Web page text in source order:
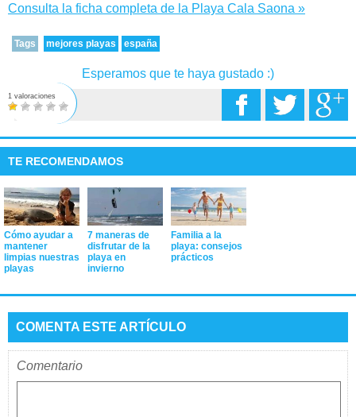
Consulta la ficha completa de la Playa Cala Saona »
Tags mejores playas españa
Esperamos que te haya gustado :)
1 valoraciones
TE RECOMENDAMOS
Cómo ayudar a
mantener
limpias nuestras
playas
7 maneras de
disfrutar de la
playa en
invierno
Familia a la
playa: consejos
prácticos
COMENTA ESTE ARTÍCULO
Comentario